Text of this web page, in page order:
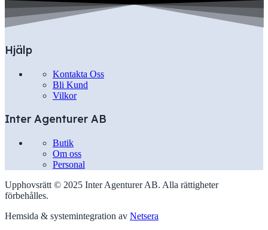
Hjälp
Kontakta Oss
Bli Kund
Vilkor
Inter Agenturer AB
Butik
Om oss
Personal
Upphovsrätt © 2025 Inter Agenturer AB. Alla rättigheter
förbehålles.
Hemsida & systemintegration av Netsera